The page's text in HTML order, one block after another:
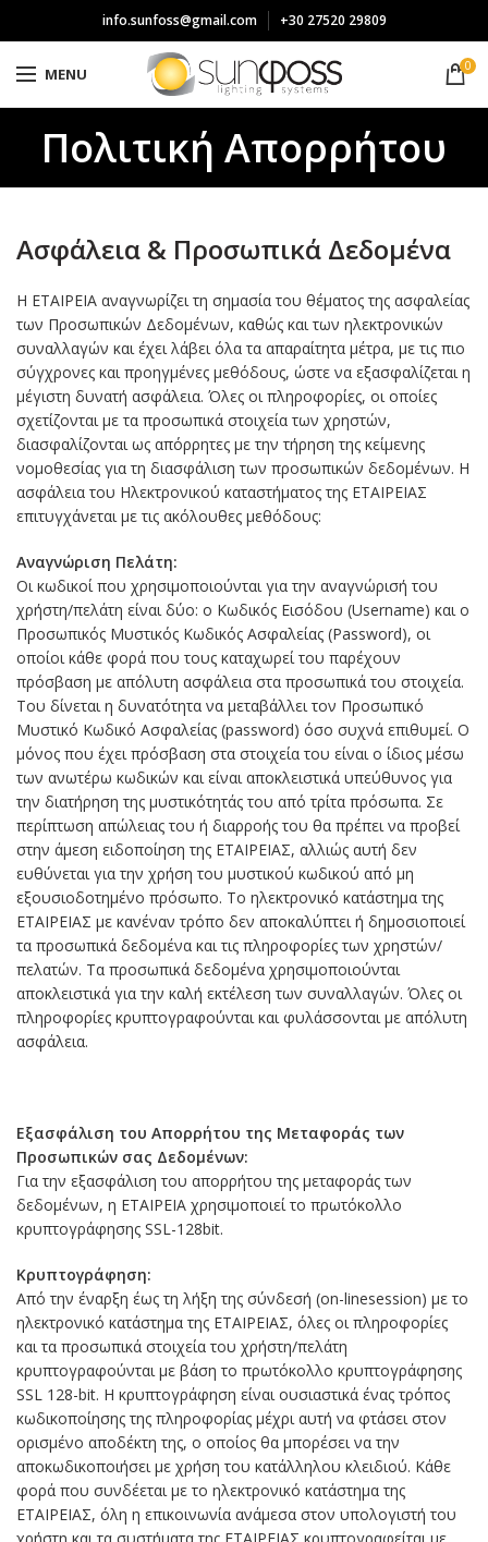
info.sunfoss@gmail.com +30 27520 29809
MENU 0
Πολιτική Απορρήτου
Ασφάλεια & Προσωπικά Δεδομένα
H ΕΤΑΙΡΕΙΑ αναγνωρίζει τη σημασία του θέματος της ασφαλείας
των Προσωπικών Δεδομένων, καθώς και των ηλεκτρονικών
συναλλαγών και έχει λάβει όλα τα απαραίτητα μέτρα, με τις πιο
σύγχρονες και προηγμένες μεθόδους, ώστε να εξασφαλίζεται η
μέγιστη δυνατή ασφάλεια. Όλες οι πληροφορίες, οι οποίες
σχετίζονται με τα προσωπικά στοιχεία των χρηστών,
διασφαλίζονται ως απόρρητες με την τήρηση της κείμενης
νομοθεσίας για τη διασφάλιση των προσωπικών δεδομένων. Η
ασφάλεια του Ηλεκτρονικού καταστήματος της ΕΤΑΙΡΕΙΑΣ
επιτυγχάνεται με τις ακόλουθες μεθόδους:
Αναγνώριση Πελάτη:
Οι κωδικοί που χρησιμοποιούνται για την αναγνώρισή του
χρήστη/πελάτη είναι δύο: ο Κωδικός Εισόδου (Username) και ο
Προσωπικός Μυστικός Κωδικός Ασφαλείας (Password), οι
οποίοι κάθε φορά που τους καταχωρεί του παρέχουν
πρόσβαση με απόλυτη ασφάλεια στα προσωπικά του στοιχεία.
Του δίνεται η δυνατότητα να μεταβάλλει τον Προσωπικό
Μυστικό Κωδικό Ασφαλείας (password) όσο συχνά επιθυμεί. Ο
μόνος που έχει πρόσβαση στα στοιχεία του είναι ο ίδιος μέσω
των ανωτέρω κωδικών και είναι αποκλειστικά υπεύθυνος για
την διατήρηση της μυστικότητάς του από τρίτα πρόσωπα. Σε
περίπτωση απώλειας του ή διαρροής του θα πρέπει να προβεί
στην άμεση ειδοποίηση της ΕΤΑΙΡΕΙΑΣ, αλλιώς αυτή δεν
ευθύνεται για την χρήση του μυστικού κωδικού από μη
εξουσιοδοτημένο πρόσωπο. Το ηλεκτρονικό κατάστημα της
ΕΤΑΙΡΕΙΑΣ με κανέναν τρόπο δεν αποκαλύπτει ή δημοσιοποιεί
τα προσωπικά δεδομένα και τις πληροφορίες των χρηστών/
πελατών. Τα προσωπικά δεδομένα χρησιμοποιούνται
αποκλειστικά για την καλή εκτέλεση των συναλλαγών. Όλες οι
πληροφορίες κρυπτογραφούνται και φυλάσσονται με απόλυτη
ασφάλεια.
Εξασφάλιση του Απορρήτου της Μεταφοράς των
Προσωπικών σας Δεδομένων:
Για την εξασφάλιση του απορρήτου της μεταφοράς των
δεδομένων, η ΕΤΑΙΡΕΙΑ χρησιμοποιεί το πρωτόκολλο
κρυπτογράφησης SSL-128bit.
Κρυπτογράφηση:
Από την έναρξη έως τη λήξη της σύνδεσή (on-linesession) με το
ηλεκτρονικό κατάστημα της ΕΤΑΙΡΕΙΑΣ, όλες οι πληροφορίες
και τα προσωπικά στοιχεία του χρήστη/πελάτη
κρυπτογραφούνται με βάση το πρωτόκολλο κρυπτογράφησης
SSL 128-bit. Η κρυπτογράφηση είναι ουσιαστικά ένας τρόπος
κωδικοποίησης της πληροφορίας μέχρι αυτή να φτάσει στον
ορισμένο αποδέκτη της, ο οποίος θα μπορέσει να την
αποκωδικοποιήσει με χρήση του κατάλληλου κλειδιού. Κάθε
φορά που συνδέεται με το ηλεκτρονικό κατάστημα της
ΕΤΑΙΡΕΙΑΣ, όλη η επικοινωνία ανάμεσα στον υπολογιστή του